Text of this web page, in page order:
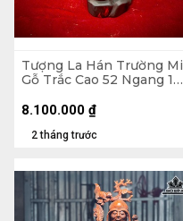
Tượng La Hán Trường Mi
Gỗ Trắc Cao 52 Ngang 15
2 tháng trước
8.100.000 ₫